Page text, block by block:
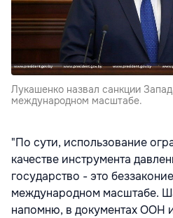
Лукашенко назвал санкции
международном масштабе.
"По сути, использование
качестве инструмента
государство - это
международном масштабе.
напомню, в документах ООН